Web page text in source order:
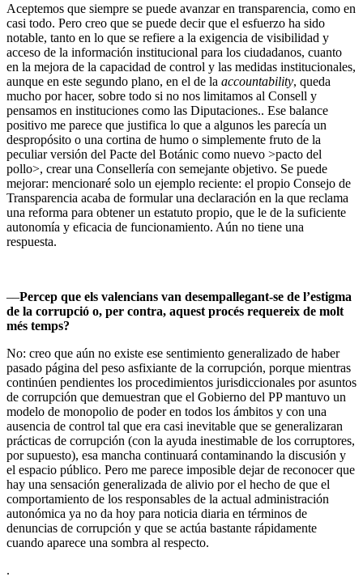
Aceptemos que siempre se puede avanzar en transparencia, como en
casi todo. Pero creo que se puede decir que el esfuerzo ha sido
notable, tanto en lo que se refiere a la exigencia de visibilidad y
acceso de la información institucional para los ciudadanos, cuanto
en la mejora de la capacidad de control y las medidas institucionales,
aunque en este segundo plano, en el de la accountability, queda
mucho por hacer, sobre todo si no nos limitamos al Consell y
pensamos en instituciones como las Diputaciones.. Ese balance
positivo me parece que justifica lo que a algunos les parecía un
despropósito o una cortina de humo o simplemente fruto de la
peculiar versión del Pacte del Botánic como nuevo >pacto del
pollo>, crear una Consellería con semejante objetivo. Se puede
mejorar: mencionaré solo un ejemplo reciente: el propio Consejo de
Transparencia acaba de formular una declaración en la que reclama
una reforma para obtener un estatuto propio, que le de la suficiente
autonomía y eficacia de funcionamiento. Aún no tiene una
respuesta.
––Percep que els valencians van desempallegant-se de l’estigma
de la corrupció o, per contra, aquest procés requereix de molt
més temps?
No: creo que aún no existe ese sentimiento generalizado de haber
pasado página del peso asfixiante de la corrupción, porque mientras
continúen pendientes los procedimientos jurisdiccionales por asuntos
de corrupción que demuestran que el Gobierno del PP mantuvo un
modelo de monopolio de poder en todos los ámbitos y con una
ausencia de control tal que era casi inevitable que se generalizaran
prácticas de corrupción (con la ayuda inestimable de los corruptores,
por supuesto), esa mancha continuará contaminando la discusión y
el espacio público. Pero me parece imposible dejar de reconocer que
hay una sensación generalizada de alivio por el hecho de que el
comportamiento de los responsables de la actual administración
autonómica ya no da hoy para noticia diaria en términos de
denuncias de corrupción y que se actúa bastante rápidamente
cuando aparece una sombra al respecto.
.